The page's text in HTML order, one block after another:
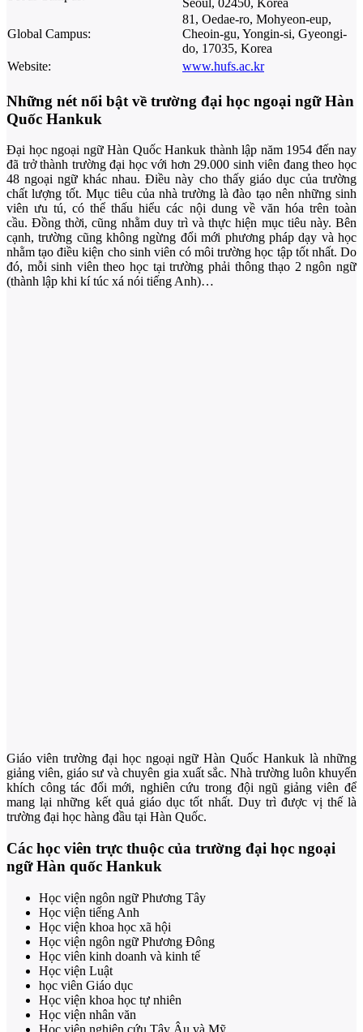
Global Campus:
81, Oedae-ro, Mohyeon-eup,
Cheoin-gu, Yongin-si, Gyeongi-
do, 17035, Korea
Website:
www.hufs.ac.kr
Những nét nổi bật về trường đại học ngoại ngữ Hàn
Quốc Hankuk
Đại học ngoại ngữ Hàn Quốc Hankuk thành lập năm 1954 đến nay
đã trở thành trường đại học với hơn 29.000 sinh viên đang theo học
48 ngoại ngữ khác nhau. Điều này cho thấy giáo dục của trường
chất lượng tốt. Mục tiêu của nhà trường là đào tạo nên những sinh
viên ưu tú, có thể thấu hiểu các nội dung về văn hóa trên toàn
cầu. Đồng thời, cũng nhằm duy trì và thực hiện mục tiêu này. Bên
cạnh, trường cũng không ngừng đổi mới phương pháp dạy và học
nhằm tạo điều kiện cho sinh viên có môi trường học tập tốt nhất. Do
đó, mỗi sinh viên theo học tại trường phải thông thạo 2 ngôn ngữ
(thành lập khi kí túc xá nói tiếng Anh)…
Giáo viên trường đại học ngoại ngữ Hàn Quốc Hankuk là những
giảng viên, giáo sư và chuyên gia xuất sắc. Nhà trường luôn khuyến
khích công tác đổi mới, nghiên cứu trong đội ngũ giảng viên để
mang lại những kết quả giáo dục tốt nhất. Duy trì được vị thế là
trường đại học hàng đầu tại Hàn Quốc.
Các học viên trực thuộc của trường đại học ngoại
ngữ Hàn quốc Hankuk
Học viện ngôn ngữ Phương Tây
Học viện tiếng Anh
Học viện khoa học xã hội
Học viện ngôn ngữ Phương Đông
Học viên kinh doanh và kinh tế
Học viện Luật
học viên Giáo dục
Học viện khoa học tự nhiên
Học viện nhân văn
Học viện nghiên cứu Tây Âu và Mỹ